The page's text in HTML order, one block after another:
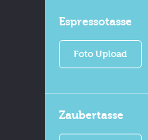
Espressotasse
Foto Upload
Zaubertasse